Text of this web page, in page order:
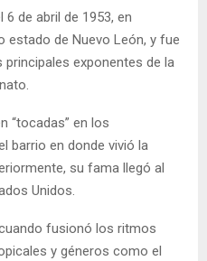
de abril de 1953, en
estado de Nuevo León, y fue
exponentes de la
“tocadas” en los
barrio en donde vivió la
su fama llegó al
Unidos.
fusionó los ritmos
y géneros como el